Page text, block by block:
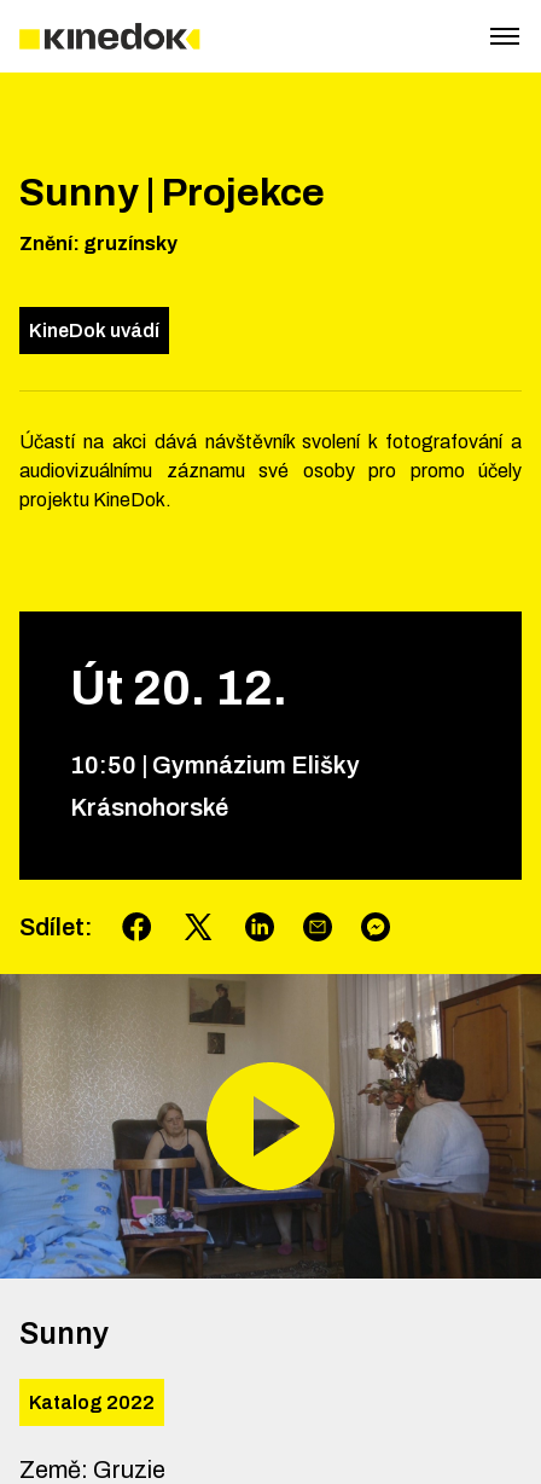
Sunny | Projekce
Znění: gruzínsky
KineDok uvádí
Účastí na akci dává návštěvník svolení k fotografování a
audiovizuálnímu záznamu své osoby pro promo účely
projektu KineDok.
Út 20. 12.
10:50
Gymnázium Elišky
Krásnohorské
Sdílet:
Sunny
Katalog 2022
Země: Gruzie